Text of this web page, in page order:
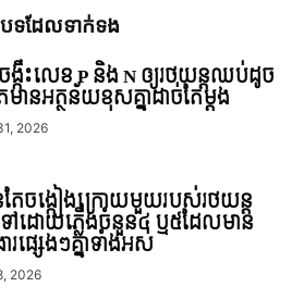
បទ​ដែល​ទាក់ទង
ង្កឹះលេខ P និង N ឲ្យរថយន្តឈប់ដូច
ែមានអត្ថន័យខុសគ្នាដាច់តែម្តង
2026
តែចង្កៀងក្រោយមួយរបស់រថយន្ត
ៅដោយភ្លើងចំនួន៤ ឬ៥ដែលមាន
រផ្សេងៗគ្នាទាំងអស់
2026